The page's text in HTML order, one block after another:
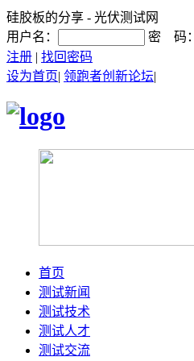
硅胶板的分享 - 光伏测试网
用户名：
密 码：
注册 | 找回密码
设为首页| 领跑者创新论坛|
首页
测试新闻
测试技术
测试人才
测试交流